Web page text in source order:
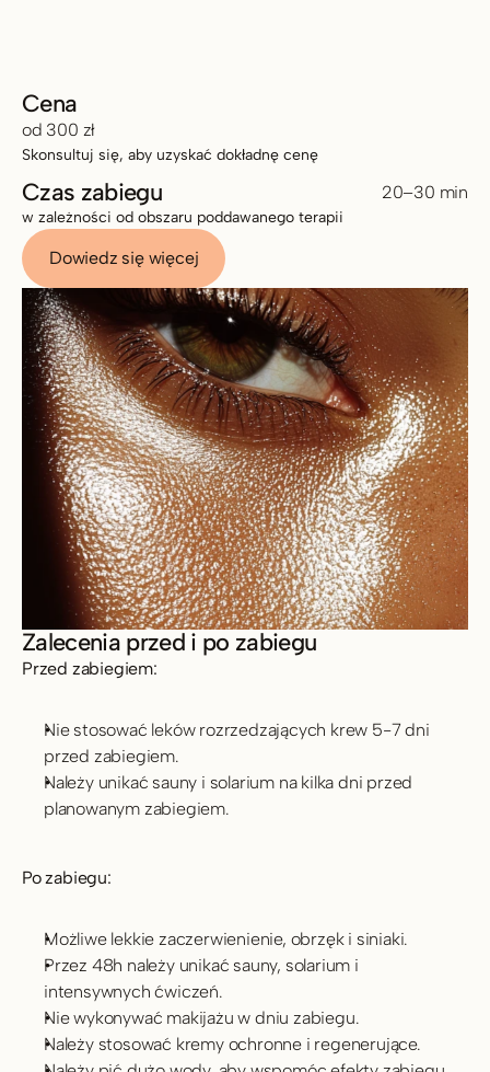
Cena
od 300 zł
Skonsultuj się, aby uzyskać dokładnę cenę
Czas zabiegu 20–30 min
w zależności od obszaru poddawanego terapii
Dowiedz się więcej
Zalecenia przed i po zabiegu
Przed zabiegiem:
Nie stosować leków rozrzedzających krew 5-7 dni
przed zabiegiem.
Należy unikać sauny i solarium na kilka dni przed
planowanym zabiegiem.
Po zabiegu:
Możliwe lekkie zaczerwienienie, obrzęk i siniaki.
Przez 48h należy unikać sauny, solarium i
intensywnych ćwiczeń.
Nie wykonywać makijażu w dniu zabiegu.
Należy stosować kremy ochronne i regenerujące.